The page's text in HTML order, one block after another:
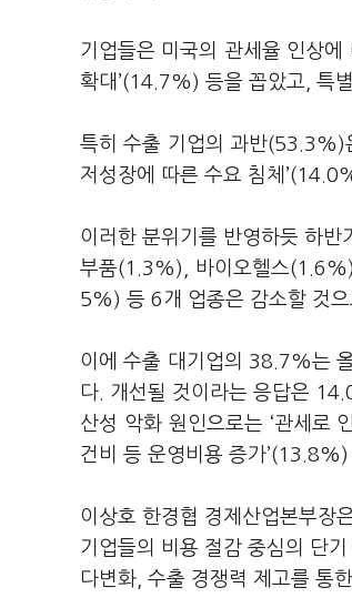
기업들은 미국의 관세율 인상에
확대 ’(14.7%) 등을 꼽았고 특
특히 수출 기업의 과반(53.3%)
저성장에 따른 수요 침체
이러한 분위기를 반영하듯 하
부품(1.3%), 바이오헬스(1.6%)
5%) 등 6개 업종은 감소할 것
이에 수출 대기업의 38.7%는
다
개선될 것이라는 응답은
산성 악화 원인으로는 ‘관세로
건비 등 운영비용 증가’(13.8%)
이상호 한경협 경제산업본부장
기업들의 비용 절감 중심의 단
다변화 수출 경쟁력 제고를 통